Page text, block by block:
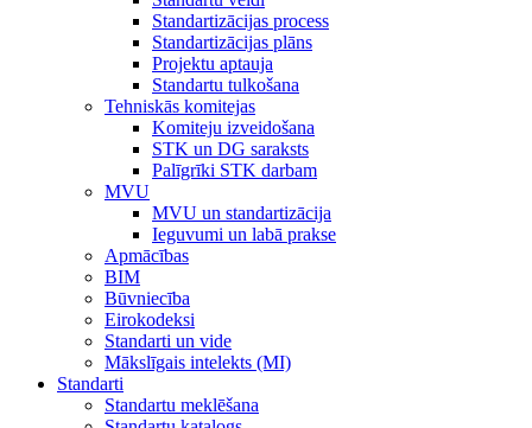
Standartizācijas process
Standartizācijas plāns
Projektu aptauja
Standartu tulkošana
Tehniskās komitejas
Komiteju izveidošana
STK un DG saraksts
Palīgrīki STK darbam
MVU
MVU un standartizācija
Ieguvumi un labā prakse
Apmācības
BIM
Būvniecība
Eirokodeksi
Standarti un vide
Mākslīgais intelekts (MI)
Standarti
Standartu meklēšana